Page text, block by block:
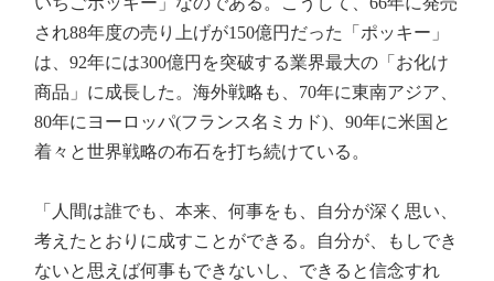
され88年度の売り上げが150億円だった「ポッキー」
は、92年には300億円を突破する業界最大の「お化け
商品」に成長した。海外戦略も、70年に東南アジア、
80年にヨーロッパ(フランス名ミカド)、90年に米国と
着々と世界戦略の布石を打ち続けている。
「人間は誰でも、本来、何事をも、自分が深く思い、
考えたとおりに成すことができる。自分が、もしでき
ないと思えば何事もできないし、できると信念すれ